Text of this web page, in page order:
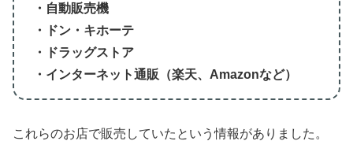
・自動販売機
・ドン・キホーテ
・ドラッグストア
・インターネット通販（楽天、Amazonなど）
これらのお店で販売していたという情報がありました。